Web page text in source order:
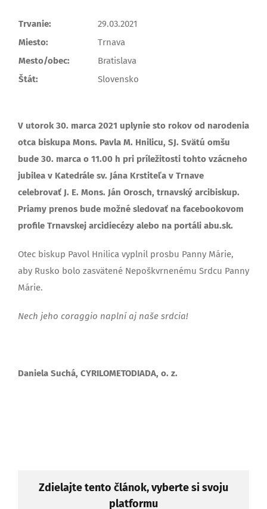
Trvanie:
29.03.2021
Miesto:
Trnava
Mesto/obec:
Bratislava
Štát:
Slovensko
V utorok 30. marca 2021 uplynie sto rokov od narodenia
otca biskupa Mons. Pavla M. Hnilicu, SJ. Svätú omšu
bude 30. marca o 11.00 h pri príležitosti tohto vzácneho
jubilea v Katedrále sv. Jána Krstiteľa v Trnave
celebrovať J. E. Mons. Ján Orosch, trnavský arcibiskup.
Priamy prenos bude možné sledovať na facebookovom
profile Trnavskej arcidiecézy alebo na portáli abu.sk.
Otec biskup Pavol Hnilica vyplnil prosbu Panny Márie,
aby Rusko bolo zasvätené Nepoškvrnenému Srdcu Panny
Márie.
Nech jeho coraggio naplní aj naše srdcia!
Daniela Suchá, CYRILOMETODIADA, o. z.
Zdielajte tento článok, vyberte si svoju
platformu